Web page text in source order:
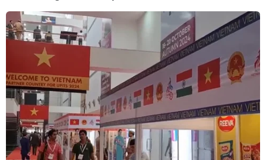
Theo cáo buộc tại hồ sơ yêu cầu, đã có dấu hiệu về
hiện tượng các sản phẩm đường mía của Thái Lan bị
áp dụng thuế chống bán phá giá lẩn tránh qua một số
các quốc gia ASEAN khác.